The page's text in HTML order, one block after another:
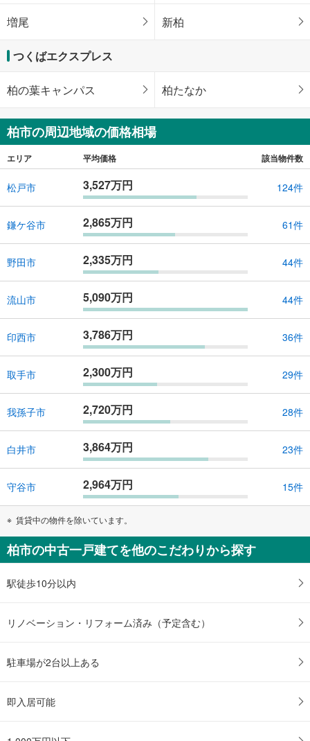
増尾 新柏
つくばエクスプレス
柏の葉キャンパス 柏たなか
柏市の周辺地域の価格相場
エリア 平均価格 該当物件数
松戸市 3,527万円 124件
鎌ケ谷市 2,865万円 61件
野田市 2,335万円 44件
流山市 5,090万円 44件
印西市 3,786万円 36件
取手市 2,300万円 29件
我孫子市 2,720万円 28件
白井市 3,864万円 23件
守谷市 2,964万円 15件
賃貸中の物件を除いています。
柏市の中古一戸建てを他のこだわりから探す
駅徒歩10分以内
リノベーション・リフォーム済み（予定含む）
駐車場が2台以上ある
即入居可能